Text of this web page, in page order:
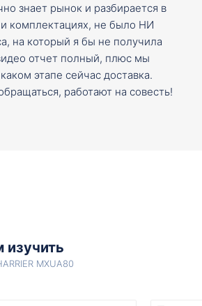
знает рынок и разбирается в
комплектациях, не было НИ
на который я бы не получила
отчет полный, плюс мы
этапе сейчас доставка.
работают на совесть!
изучить
MXUA80